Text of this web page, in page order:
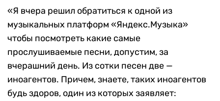
«Я вчера решил обратиться к одной из
музыкальных платформ «Яндекс.Музыка»
чтобы посмотреть какие самые
прослушиваемые песни, допустим, за
вчерашний день. Из сотки песен две —
иноагентов. Причем, знаете, таких иноагентов
будь здоров, один из которых заявляет: